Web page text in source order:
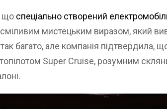
що спеціально створений
мистецьким виразом, який
багато, але компанія підтвердила,
Super Cruise, розумним